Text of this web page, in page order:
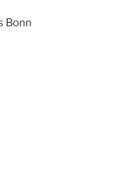
Bonn